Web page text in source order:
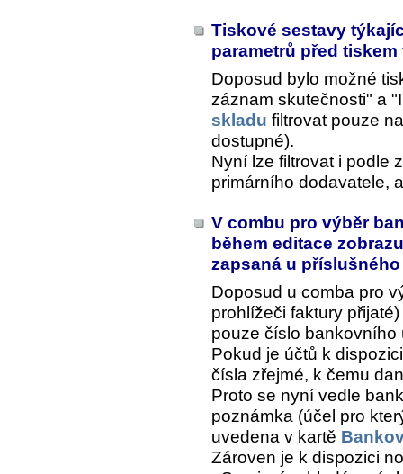
Tiskové sestavy
parametrů před
Doposud bylo možné
záznam skutečnosti" a
skladu filtrovat pouze
dostupné).
Nyní lze filtrovat i podle
primárního dodavatele,
V combu pro výběr
během editace
zapsaná u
Doposud u comba pro
prohlížeči faktury
pouze číslo bankovního
Pokud je účtů k
čísla zřejmé, k čemu
Proto se nyní vedle
poznámka (účel pro
uvedena v kartě
Zároven je k dispozici